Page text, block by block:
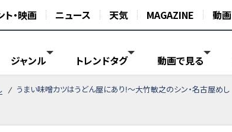
ト・映画 ニュース 天気 MAGAZINE 動画
ジャンル トレンドタグ 動画で見る
うまい味噌カツはうどん屋にあり!～大竹敏之のシン・名古屋めし